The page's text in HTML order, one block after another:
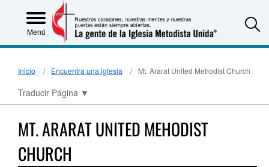
Menú
Inicio Encuentra una iglesia Mt. Ararat United Mehodist Church
Traducir Página ▼
MT. ARARAT UNITED MEHODIST
CHURCH